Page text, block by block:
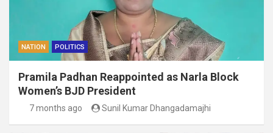
NATION POLITICS
Pramila Padhan Reappointed as Narla Block
Women’s BJD President
7 months ago Sunil Kumar Dhangadamajhi